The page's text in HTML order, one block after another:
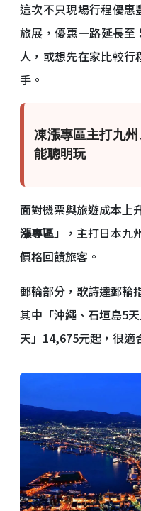
這次不只現場行程優惠
旅展，優惠一路延長至
人，或想先在家比較
手。
凍漲專區主打九
能聰明玩
面對機票與旅遊成本上
漲專區」
，主打日本九
價格回饋旅客。
郵輪部分，歌詩達郵輪
其中「沖繩、石垣島5
天」14,675元起，很適